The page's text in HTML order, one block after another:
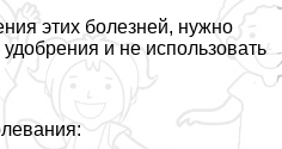
этих болезней, нужно
и не использовать